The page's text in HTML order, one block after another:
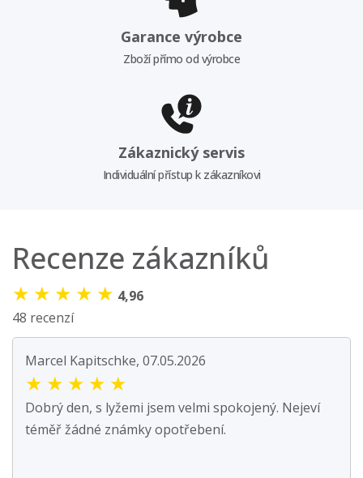
Garance výrobce
Zboží přímo od výrobce
Zákaznický servis
Individuální přístup k zákazníkovi
Recenze zákazníků
★ ★ ★ ★ ★ 4,96
48 recenzí
Marcel Kapitschke, 07.05.2026
★ ★ ★ ★ ★
Dobrý den, s lyžemi jsem velmi spokojený. Nejeví
téměř žádné známky opotřebení.